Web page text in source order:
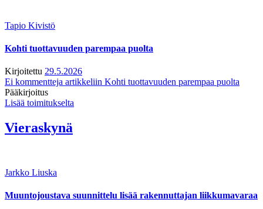
Tapio Kivistö
Kohti tuottavuuden parempaa puolta
Kirjoitettu 29.5.2026
Ei kommentteja artikkeliin Kohti tuottavuuden parempaa puolta
Pääkirjoitus
Lisää toimitukselta
Vieraskynä
Jarkko Liuska
Muuntojoustava suunnittelu lisää rakennuttajan liikkumavaraa